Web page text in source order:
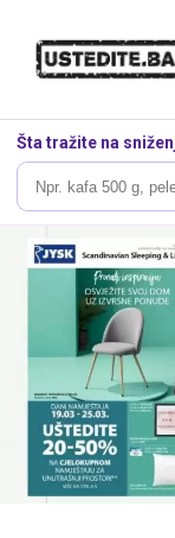
Šta tražite na